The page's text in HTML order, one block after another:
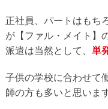
正社員、パートはもち
が【ファル・メイト】
派遣は当然として、 単
子供の学校に合わせて
師の方も多いと思いま